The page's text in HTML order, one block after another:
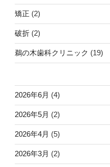
矯正 (2)
破折 (2)
鵜の木歯科クリニック (19)
2026年6月 (4)
2026年5月 (2)
2026年4月 (5)
2026年3月 (2)